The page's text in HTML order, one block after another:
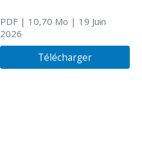
PDF| 10,70 Mo | 19 Juin
2026
Télécharger